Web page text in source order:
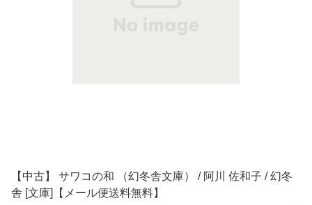
【中古】 サワコの和 （幻冬舎文庫） / 阿川 佐和子 / 幻冬
舎 [文庫]【メール便送料無料】